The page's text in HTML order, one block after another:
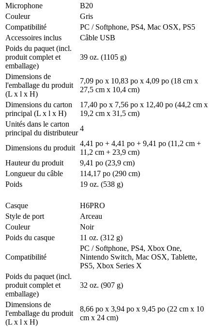
Microphone
B20
Couleur
Gris
Compatibilité
PC / Softphone, PS4, Mac OSX, PS5
Accessoires inclus
Câble USB
Poids du paquet (incl.
produit complet et
emballage)
39 oz. (1105 g)
Dimensions de
l'emballage du produit
(L x l x H)
7,09 po x 10,83 po x 4,09 po (18 cm x
27,5 cm x 10,4 cm)
Dimensions du carton
principal (L x l x H)
17,40 po x 7,56 po x 12,40 po (44,2 cm x
19,2 cm x 31,5 cm)
Unités dans le carton
principal du distributeur
4
Dimensions du produit
4,41 po + 4,41 po + 9,41 po (11,2 cm +
11,2 cm + 23,9 cm)
Hauteur du produit
9,41 po (23,9 cm)
Longueur du câble
114,17 po (290 cm)
Poids
19 oz. (538 g)
Casque
H6PRO
Style de port
Arceau
Couleur
Noir
Poids du casque
11 oz. (312 g)
Compatibilité
PC / Softphone, PS4, Xbox One,
Nintendo Switch, Mac OSX, Tablette,
PS5, Xbox Series X
Poids du paquet (incl.
produit complet et
emballage)
32 oz. (907 g)
Dimensions de
l'emballage du produit
(L x l x H)
8,66 po x 3,94 po x 9,45 po (22 cm x 10
cm x 24 cm)